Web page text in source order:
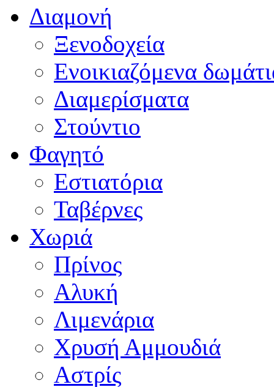
Διαμονή
Ξενοδοχεία
Ενοικιαζόμενα
Διαμερίσματα
Στούντιο
Φαγητό
Εστιατόρια
Ταβέρνες
Χωριά
Πρίνος
Αλυκή
Λιμενάρια
Χρυσή Αμμουδιά
Αστρίς